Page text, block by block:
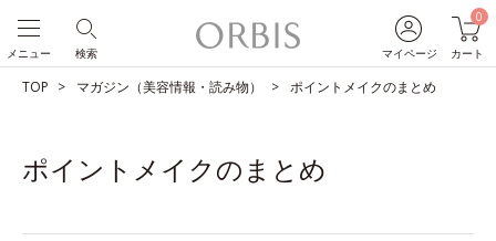
マイページ
0
カート
検索
メニュー
TOP マガジン（美容情報・読み物） ポイントメイクのまとめ
ポイントメイクのまとめ